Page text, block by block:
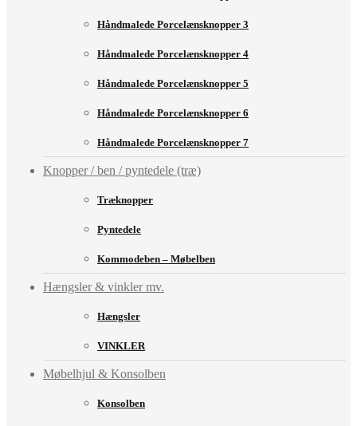
Håndmalede Porcelænsknopper 3
Håndmalede Porcelænsknopper 4
Håndmalede Porcelænsknopper 5
Håndmalede Porcelænsknopper 6
Håndmalede Porcelænsknopper 7
Knopper / ben / pyntedele (træ)
Træknopper
Pyntedele
Kommodeben – Møbelben
Hængsler & vinkler mv.
Hængsler
VINKLER
Møbelhjul & Konsolben
Konsolben